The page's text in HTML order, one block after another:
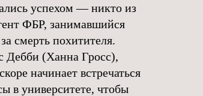
успехом — никто из
ФБР, занимавшийся
смерть похитителя.
Дебби (Ханна Гросс),
начинает встречаться
в университете, чтобы